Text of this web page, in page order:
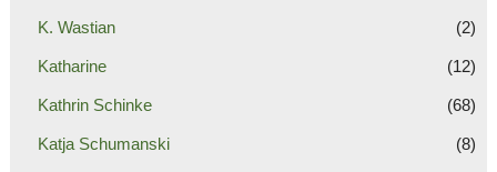
K. Wastian (2)
Katharine (12)
Kathrin Schinke (68)
Katja Schumanski (8)